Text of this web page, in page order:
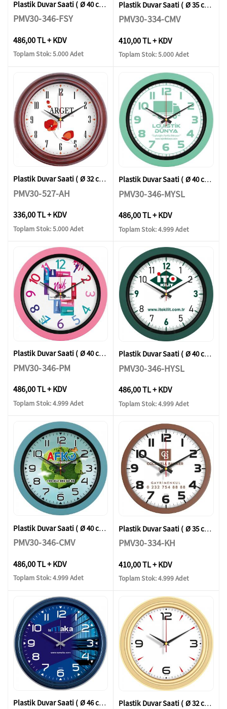
Plastik Duvar Saati ( Ø 40 cm )
PMV30-346-FSY
486,00 TL + KDV
Toplam Stok: 5.000 Adet
Plastik Duvar Saati ( Ø 35 cm )
PMV30-334-CMV
410,00 TL + KDV
Toplam Stok: 5.000 Adet
Plastik Duvar Saati ( Ø 32 cm )
PMV30-527-AH
336,00 TL + KDV
Toplam Stok: 5.000 Adet
Plastik Duvar Saati ( Ø 40 cm )
PMV30-346-MYSL
486,00 TL + KDV
Toplam Stok: 4.999 Adet
Plastik Duvar Saati ( Ø 40 cm )
PMV30-346-PM
486,00 TL + KDV
Toplam Stok: 4.999 Adet
Plastik Duvar Saati ( Ø 40 cm )
PMV30-346-HYSL
486,00 TL + KDV
Toplam Stok: 4.999 Adet
Plastik Duvar Saati ( Ø 40 cm )
PMV30-346-CMV
486,00 TL + KDV
Toplam Stok: 4.999 Adet
Plastik Duvar Saati ( Ø 35 cm )
PMV30-334-KH
410,00 TL + KDV
Toplam Stok: 4.999 Adet
Plastik Duvar Saati ( Ø 46 cm ) Plastik Duvar Saati ( Ø 32 cm )